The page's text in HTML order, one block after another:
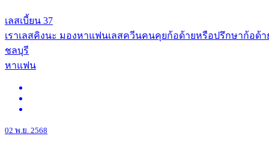
เลสเบี้ยน 37
เราเลสคิงนะ มองหาแฟนเลสควีนคนคุยก้อด้ายหรือปรึกษาก้อด้
ชลบุรี
หาแฟน
02 พ.ย. 2568